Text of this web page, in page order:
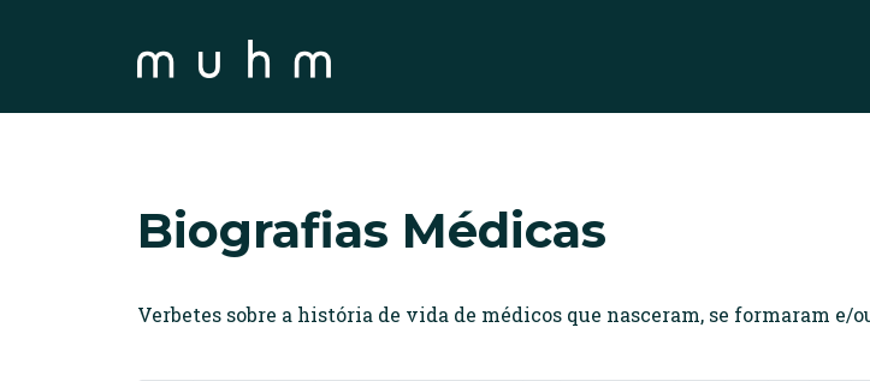
Biografias Médicas
Verbetes sobre a história de vida de médicos que nasceram, se formaram e/